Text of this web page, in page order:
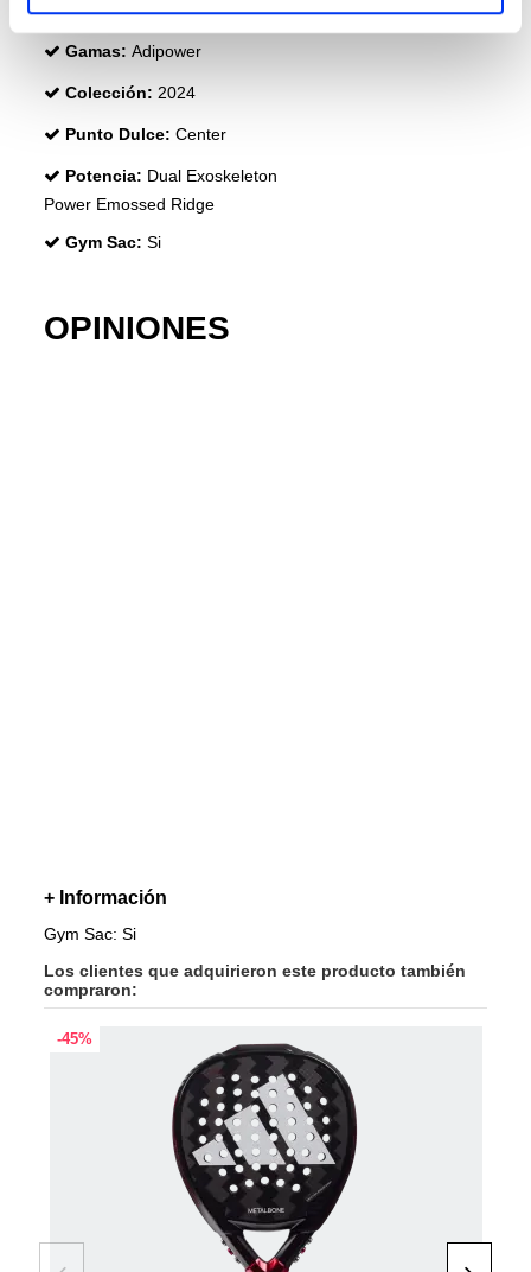
Customización: Weight & Balance System
Gamas: Adipower
Colección: 2024
Punto Dulce: Center
Potencia: Dual Exoskeleton
Power Emossed Ridge
Gym Sac: Si
OPINIONES
+ Información
Gym Sac: Si
Los clientes que adquirieron este producto también
compraron:
-45%